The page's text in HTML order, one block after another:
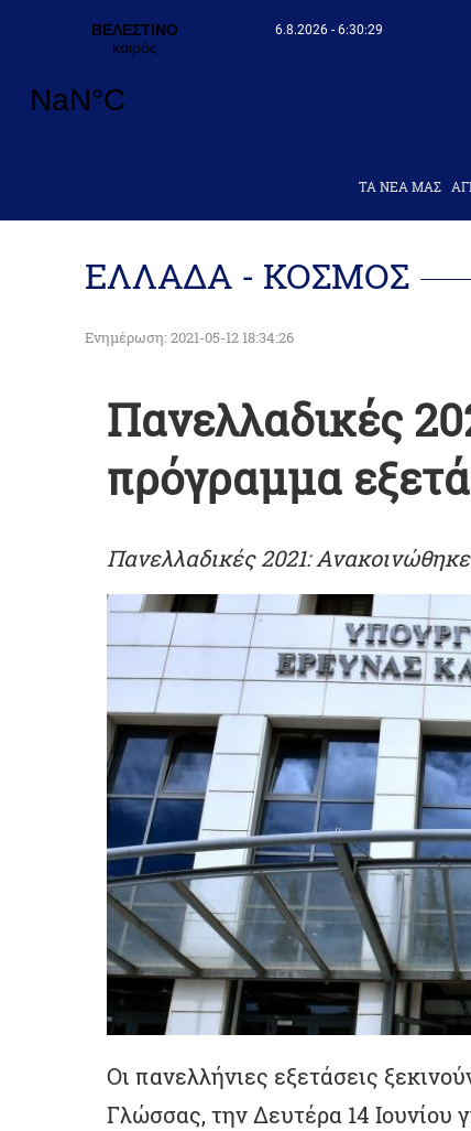
6.8.2026 - 6:30:29
ΤΑ ΝΕΑ ΜΑΣ
ΕΛΛΑΔΑ - ΚΟΣΜΟΣ
Ενημέρωση: 2021-05-12 18:34:26
Πανελλαδικές
πρόγραμμα
Πανελλαδικές 2021:
Οι πανελλήνιες εξετάσεις
Γλώσσας, την Δευτέρα 14 Ιουνίου